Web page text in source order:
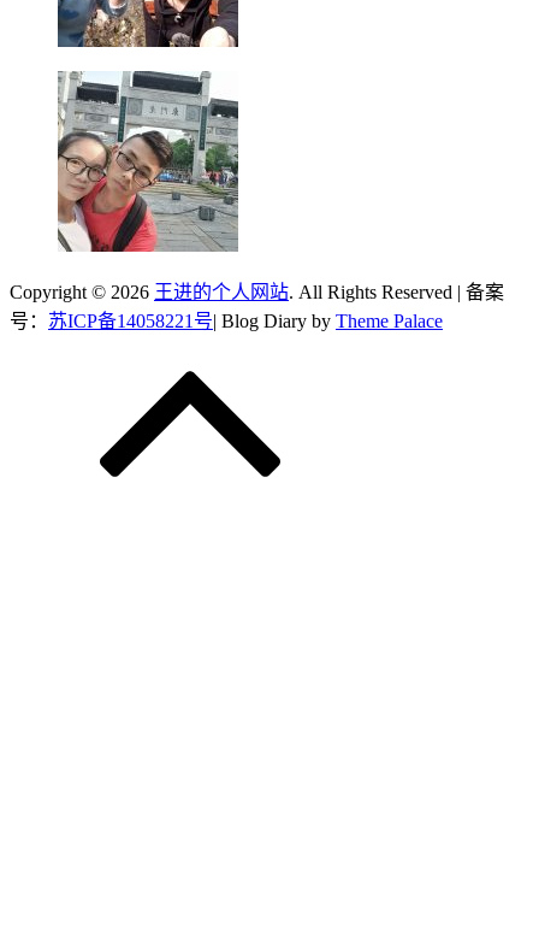
Copyright © 2026 王进的个人网站. All Rights Reserved | 备案
号： 苏ICP备14058221号| Blog Diary by Theme Palace